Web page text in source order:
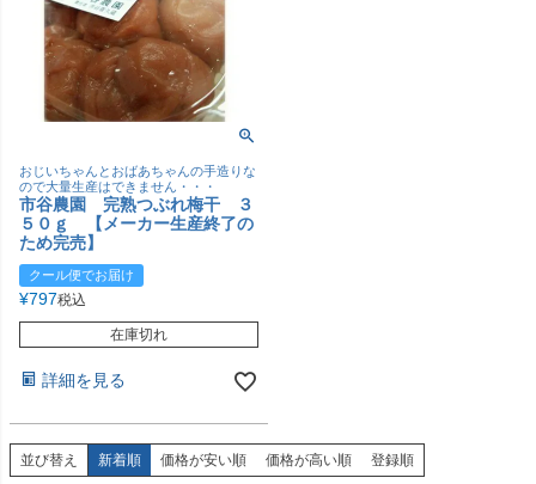
おじいちゃんとおばあちゃんの手造りな
ので大量生産はできません・・・
市谷農園 完熟つぶれ梅干 ３
５０ｇ 【メーカー生産終了の
ため完売】
クール便でお届け
¥797税込
在庫切れ
詳細を見る
並び替え 新着順 価格が安い順 価格が高い順 登録順